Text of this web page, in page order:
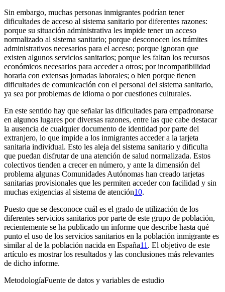
Sin embargo, muchas personas inmigrantes podrían tener
dificultades de acceso al sistema sanitario por diferentes razones:
porque su situación administrativa les impide tener un acceso
normalizado al sistema sanitario; porque desconocen los trámites
administrativos necesarios para el acceso; porque ignoran que
existen algunos servicios sanitarios; porque les faltan los recursos
económicos necesarios para acceder a otros; por incompatibilidad
horaria con extensas jornadas laborales; o bien porque tienen
dificultades de comunicación con el personal del sistema sanitario,
ya sea por problemas de idioma o por cuestiones culturales.
En este sentido hay que señalar las dificultades para empadronarse
en algunos lugares por diversas razones, entre las que cabe destacar
la ausencia de cualquier documento de identidad por parte del
extranjero, lo que impide a los inmigrantes acceder a la tarjeta
sanitaria individual. Esto les aleja del sistema sanitario y dificulta
que puedan disfrutar de una atención de salud normalizada. Estos
colectivos tienden a crecer en número, y ante la dimensión del
problema algunas Comunidades Autónomas han creado tarjetas
sanitarias provisionales que les permiten acceder con facilidad y sin
muchas exigencias al sistema de atención10.
Puesto que se desconoce cuál es el grado de utilización de los
diferentes servicios sanitarios por parte de este grupo de población,
recientemente se ha publicado un informe que describe hasta qué
punto el uso de los servicios sanitarios en la población inmigrante es
similar al de la población nacida en España11 . El objetivo de este
artículo es mostrar los resultados y las conclusiones más relevantes
de dicho informe.
MetodologíaFuente de datos y variables de estudio